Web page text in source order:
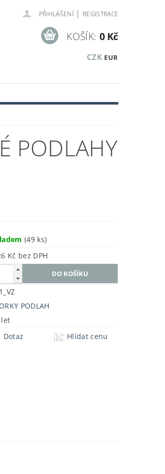
PŘIHLÁŠENÍ | REGISTRACE
CZK EUR
KOŠÍK: 0 Kč
PODLAHY
(49 ks)
8,26 Kč bez DPH
PODLAH
let
Dotaz Hlídat cenu